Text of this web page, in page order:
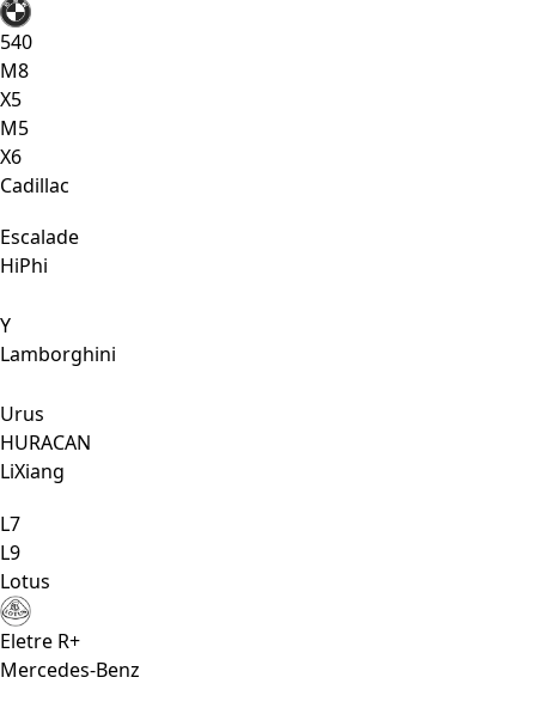
540
M8
X5
М5
Х6
Cadillac
Escalade
HiPhi
Y
Lamborghini
Urus
HURACAN
LiXiang
L7
L9
Lotus
Eletre R+
Mercedes-Benz